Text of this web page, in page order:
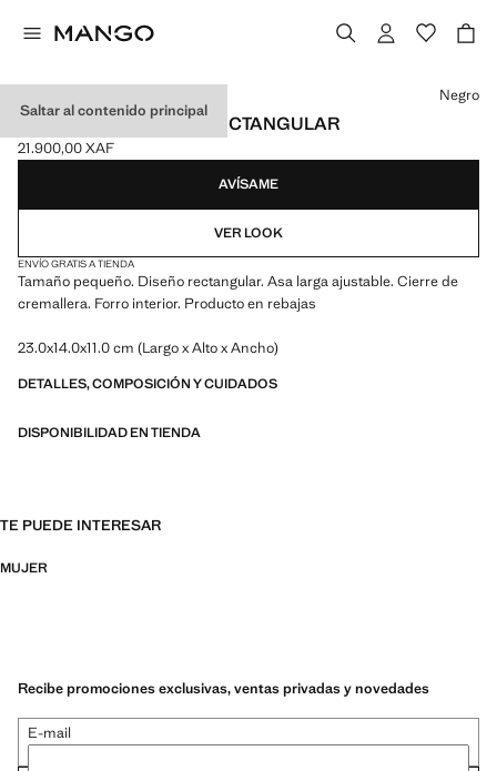
Saltar al contenido principal
BOLSO BANDOLERA RECTANGULAR
Precio actual [21.900,00 XAF ]
21.900,00 XAF
Selecciona un color
Negro
AVÍSAME
VER LOOK
ENVÍO GRATIS A TIENDA
Tamaño pequeño. Diseño rectangular. Asa larga ajustable. Cierre de
cremallera. Forro interior. Producto en rebajas
23.0x14.0x11.0 cm (Largo x Alto x Ancho)
DETALLES, COMPOSICIÓN Y CUIDADOS
DISPONIBILIDAD EN TIENDA
TE PUEDE INTERESAR
MUJER
Recibe promociones exclusivas, ventas privadas y novedades
E-mail